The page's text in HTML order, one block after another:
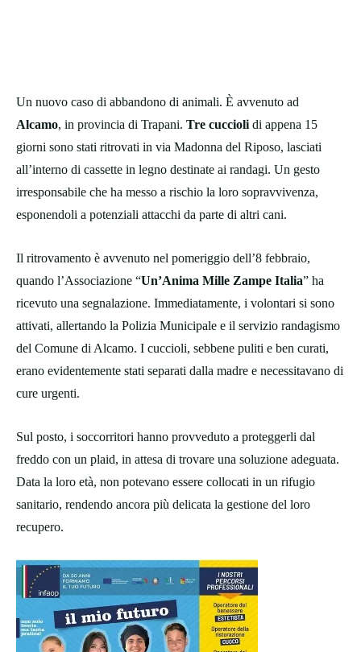
Un nuovo caso di abbandono di animali. È avvenuto ad
Alcamo, in provincia di Trapani. Tre cuccioli di appena 15
giorni sono stati ritrovati in via Madonna del Riposo, lasciati
all’interno di cassette in legno destinate ai randagi. Un gesto
irresponsabile che ha messo a rischio la loro sopravvivenza,
esponendoli a potenziali attacchi da parte di altri cani.
Il ritrovamento è avvenuto nel pomeriggio dell’8 febbraio,
quando l’Associazione “Un’Anima Mille Zampe Italia” ha
ricevuto una segnalazione. Immediatamente, i volontari si sono
attivati, allertando la Polizia Municipale e il servizio randagismo
del Comune di Alcamo. I cuccioli, sebbene puliti e ben curati,
erano evidentemente stati separati dalla madre e necessitavano di
cure urgenti.
Sul posto, i soccorritori hanno provveduto a proteggerli dal
freddo con un plaid, in attesa di trovare una soluzione adeguata.
Data la loro età, non potevano essere collocati in un rifugio
sanitario, rendendo ancora più delicata la gestione del loro
recupero.